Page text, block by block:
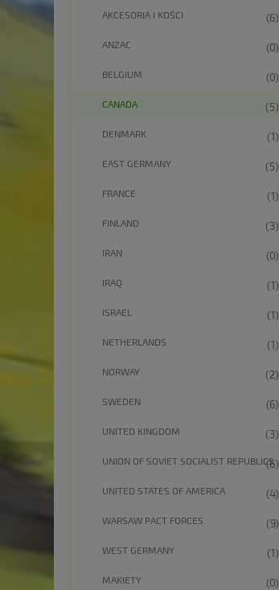
AKCESORIA I KOŚCI (6)
ANZAC (0)
BELGIUM (0)
CANADA (5)
DENMARK (1)
EAST GERMANY (5)
FRANCE (1)
FINLAND (3)
IRAN (0)
IRAQ (1)
ISRAEL (1)
NETHERLANDS (1)
NORWAY (2)
SWEDEN (6)
UNITED KINGDOM (3)
UNION OF SOVIET SOCIALIST REPUBLICS
(6)
UNITED STATES OF AMERICA (4)
WARSAW PACT FORCES (9)
WEST GERMANY (1)
MAKIETY (0)